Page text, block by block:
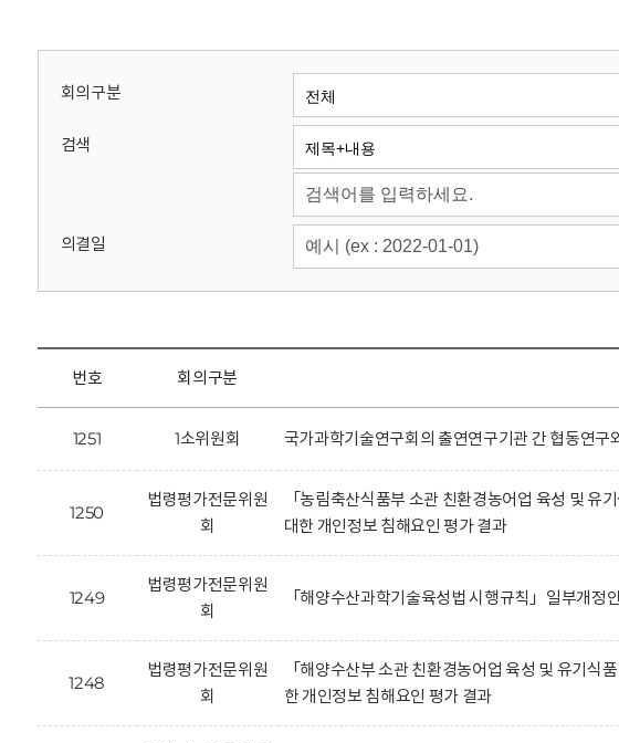
회
회의구분
검색
의결일
번호 회의구분
1251 1소위원회 국가과학기술연구회의 출연연구기관 간 협동연구
1250
법령평가전문위원
회
「농림축산식품부 소관 친환경농어업 육성 및 유
대한 개인정보 침해요인 평가 결과
1249
법령평가전문위원
회
「해양수산과학기술육성법 시행규칙」일부개정
1248
법령평가전문위원
회
「해양수산부 소관 친환경농어업 육성 및 유기식
한 개인정보 침해요인 평가 결과